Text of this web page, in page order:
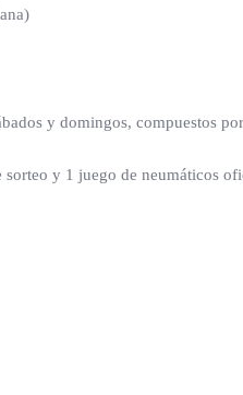
y domingos, compuestos
y 1 juego de neumáticos